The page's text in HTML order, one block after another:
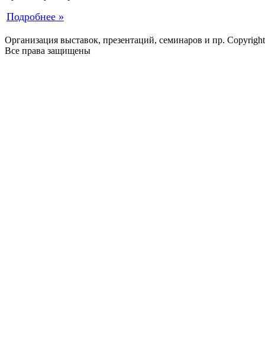
Подробнее »
Организация выставок, презентаций, семинаров и пр.
Все права защищены